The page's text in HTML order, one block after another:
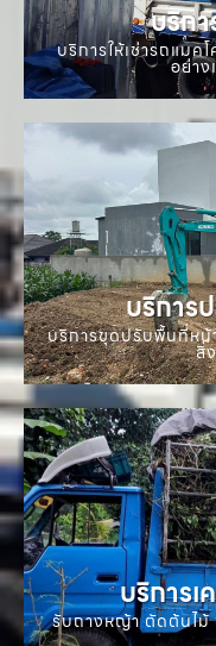
บริก
บริการให้เช่ารถแม
อย่า
บริการ
บริการขุดปรับพื้นที่ห
สิ่
บริการ
รับถางหญ้า ตัดต้นไม้